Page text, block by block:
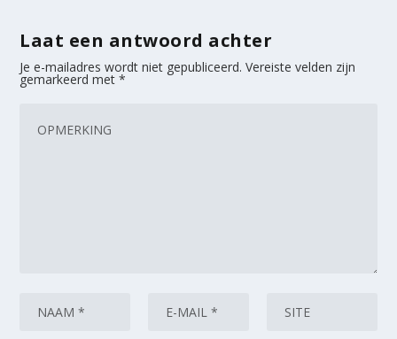
Laat een antwoord achter
Je e-mailadres wordt niet gepubliceerd. Vereiste velden zijn
gemarkeerd met*